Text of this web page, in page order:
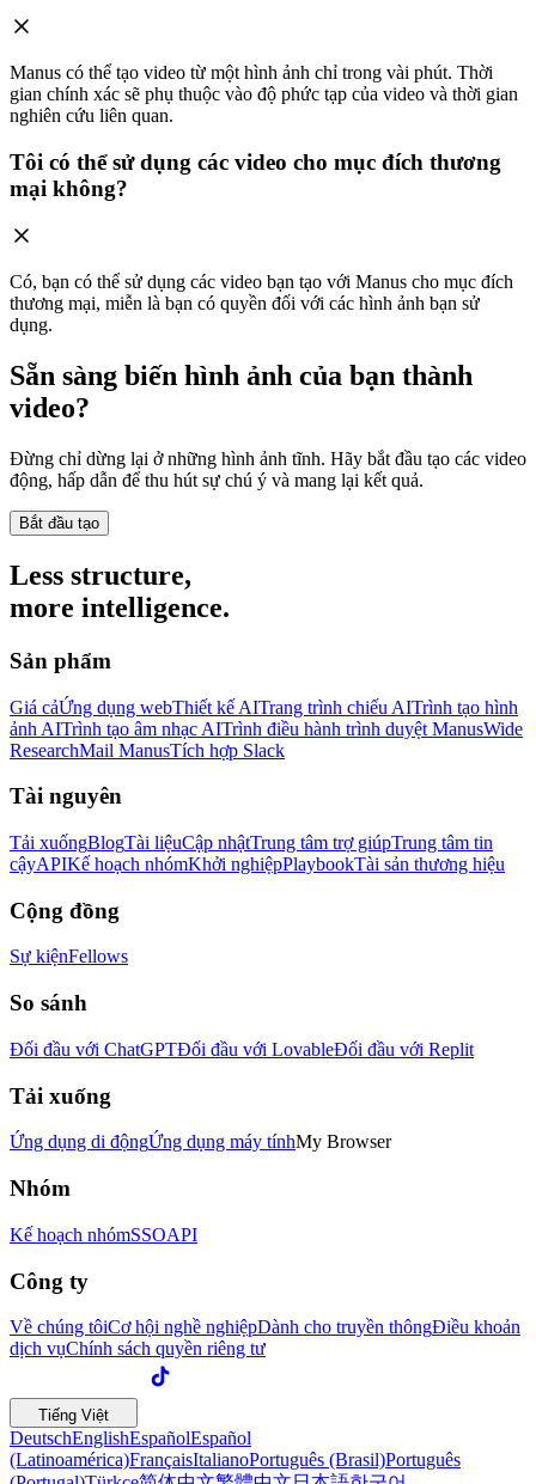
Manus có thể tạo video từ một hình ảnh chỉ trong vài phút. Thời
gian chính xác sẽ phụ thuộc vào độ phức tạp của video và thời gian
nghiên cứu liên quan.
Tôi có thể sử dụng các video cho mục đích thương
mại không?
Có, bạn có thể sử dụng các video bạn tạo với Manus cho mục đích
thương mại, miễn là bạn có quyền đối với các hình ảnh bạn sử
dụng.
Sẵn sàng biến hình ảnh của bạn thành
video?
Đừng chỉ dừng lại ở những hình ảnh tĩnh. Hãy bắt đầu tạo các video
động, hấp dẫn để thu hút sự chú ý và mang lại kết quả.
Bắt đầu tạo
Less structure,
more intelligence.
Sản phẩm
Giá cảỨng dụng webThiết kế AITrang trình chiếu AITrình tạo hình
ảnh AITrình tạo âm nhạc AITrình điều hành trình duyệt ManusWide
ResearchMail ManusTích hợp Slack
Tài nguyên
Tải xuốngBlogTài liệuCập nhậtTrung tâm trợ giúpTrung tâm tin
cậyAPIKế hoạch nhómKhởi nghiệpPlaybookTài sản thương hiệu
Cộng đồng
Sự kiệnFellows
So sánh
Đối đầu với ChatGPTĐối đầu với LovableĐối đầu với Replit
Tải xuống
Ứng dụng di độngỨng dụng máy tínhMy Browser
Nhóm
Kế hoạch nhómSSOAPI
Công ty
Về chúng tôiCơ hội nghề nghiệpDành cho truyền thôngĐiều khoản
dịch vụChính sách quyền riêng tư
Tiếng Việt
DeutschEnglishEspañolEspañol
(Latinoamérica)FrançaisItalianoPortuguês (Brasil)Português